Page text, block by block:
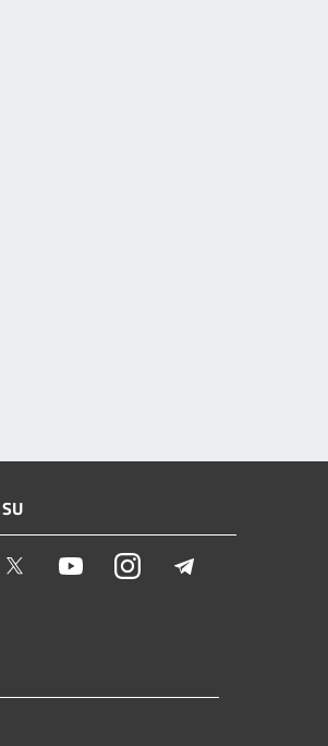
Twitter YoutubeInstagram